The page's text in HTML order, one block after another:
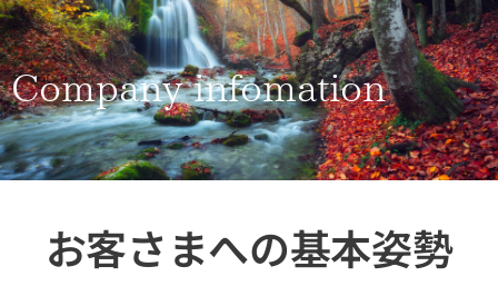
Company infomation
お客さまへの基本姿勢